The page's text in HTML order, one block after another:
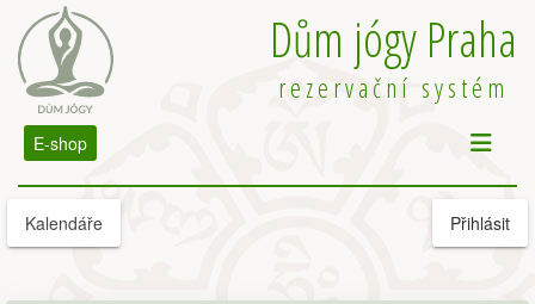
Dům jógy Praha
rezervační systém
E-shop
Kalendáře Přihlásit